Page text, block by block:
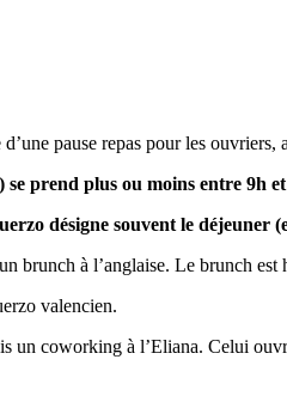
pause repas pour les ouvriers,
se prend plus ou moins entre 9h
désigne souvent le déjeuner
brunch à l’anglaise. Le brunch
valencien.
un coworking à l’Eliana. Celui